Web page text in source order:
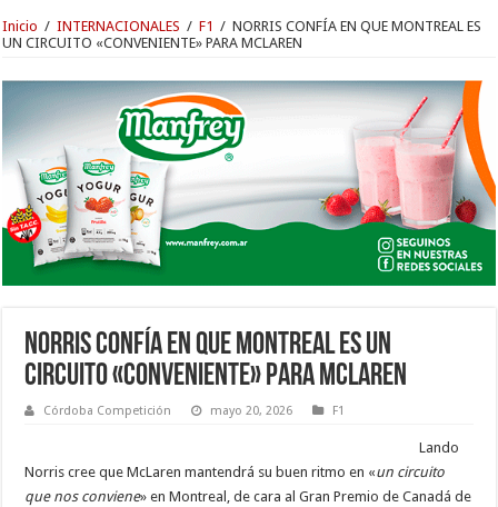
Inicio / INTERNACIONALES / F1 / NORRIS CONFÍA EN QUE MONTREAL ES
UN CIRCUITO «CONVENIENTE» PARA MCLAREN
NORRIS CONFÍA EN QUE MONTREAL ES UN
CIRCUITO «CONVENIENTE» PARA MCLAREN
Córdoba Competición mayo 20, 2026 F1
Lando
Norris cree que McLaren mantendrá su buen ritmo en «un circuito
que nos conviene» en Montreal, de cara al Gran Premio de Canadá de